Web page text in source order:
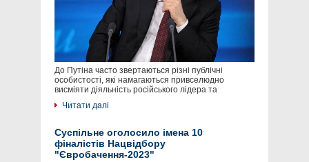
До Путіна часто звертаються різні публічні
особистості, які намагаються привселюдно
висміяти діяльність російського лідера та
Читати далі
Суспільне оголосило імена 10
фіналістів Нацвідбору
"Євробачення-2023"